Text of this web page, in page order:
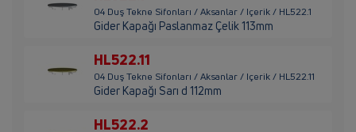
04 Duş Tekne Sifonları / Aksanlar / Içerik / HL522.1
Gider Kapağı Paslanmaz Çelik 113mm
HL522.11
04 Duş Tekne Sifonları / Aksanlar / Içerik / HL522.11
Gider Kapağı Sarı d 112mm
HL522.2